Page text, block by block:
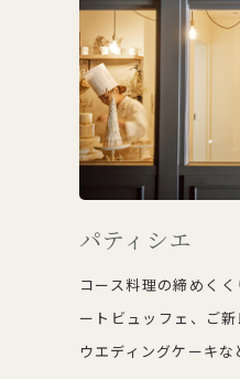
パティシエ
コース料理の締めく
ートビュッフェ、ご
ウエディングケーキな